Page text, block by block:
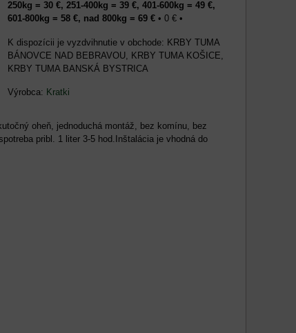
250kg = 30 €, 251-400kg = 39 €, 401-600kg = 49 €,
601-800kg = 58 €, nad 800kg = 69 € • 0 € •
KRBY TUMA
BÁNOVCE NAD BEBRAVOU, KRBY TUMA KOŠICE,
KRBY TUMA BANSKÁ BYSTRICA
Výrobca: Kratki
oheň, jednoduchá montáž, bez komínu, bez
pribl. 1 liter 3-5 hod.Inštalácia je vhodná do